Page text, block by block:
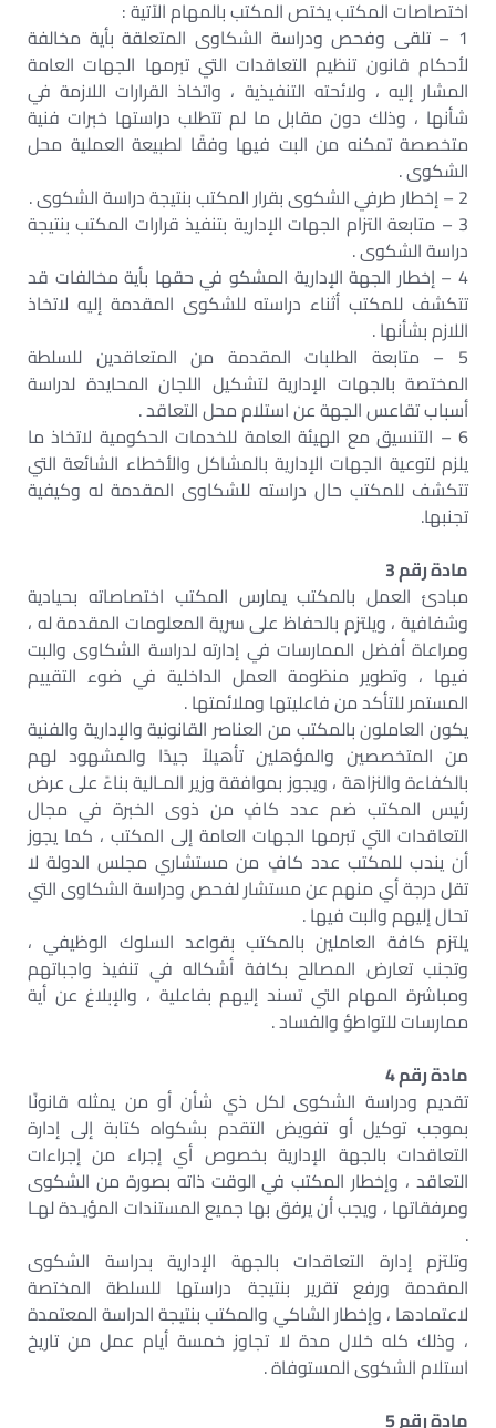
اختصاصات المكتب يختص المكتب بالمهام الآتية :
1 – تلقى وفحص ودراسة الشكاوى المتعلقة بأية مخالفة
لأحكام قانون تنظيم التعاقدات التي تبرمها الجهات العامة
المشار إليه ، ولائحته التنفيذية ، واتخاذ القرارات اللازمة في
شأنها ، وذلك دون مقابل ما لم تتطلب دراستها خبرات فنية
متخصصة تمكنه من البت فيها وفقًا لطبيعة العملية محل
الشكوى .
2 – إخطار طرفي الشكوى بقرار المكتب بنتيجة دراسة الشكوى .
3 – متابعة التزام الجهات الإدارية بتنفيذ قرارات المكتب بنتيجة
دراسة الشكوى .
4 – إخطار الجهة الإدارية المشكو في حقها بأية مخالفات قد
تتكشف للمكتب أثناء دراسته للشكوى المقدمة إليه لاتخاذ
اللازم بشأنها .
5 – متابعة الطلبات المقدمة من المتعاقدين للسلطة
المختصة بالجهات الإدارية لتشكيل اللجان المحايدة لدراسة
أسباب تقاعس الجهة عن استلام محل التعاقد .
6 – التنسيق مع الهيئة العامة للخدمات الحكومية لاتخاذ ما
يلزم لتوعية الجهات الإدارية بالمشاكل والأخطاء الشائعة التي
تتكشف للمكتب حال دراسته للشكاوى المقدمة له وكيفية
تجنبها.
مادة رقم 3
مبادئ العمل بالمكتب يمارس المكتب اختصاصاته بحيادية
وشفافية ، ويلتزم بالحفاظ على سرية المعلومات المقدمة له ،
ومراعاة أفضل الممارسات في إدارته لدراسة الشكاوى والبت
فيها ، وتطوير منظومة العمل الداخلية في ضوء التقييم
المستمر للتأكد من فاعليتها وملائمتها .
يكون العاملون بالمكتب من العناصر القانونية والإدارية والفنية
من المتخصصين والمؤهلين تأهيلاً جيدًا والمشهود لهم
بالكفاءة والنزاهة ، ويجوز بموافقة وزير المـالية بناءً على عرض
رئيس المكتب ضم عدد كافٍ من ذوى الخبرة في مجال
التعاقدات التي تبرمها الجهات العامة إلى المكتب ، كما يجوز
أن يندب للمكتب عدد كافٍ من مستشاري مجلس الدولة لا
تقل درجة أي منهم عن مستشار لفحص ودراسة الشكاوى التي
تحال إليهم والبت فيها .
يلتزم كافة العاملين بالمكتب بقواعد السلوك الوظيفي ،
وتجنب تعارض المصالح بكافة أشكاله في تنفيذ واجباتهم
ومباشرة المهام التي تسند إليهم بفاعلية ، والإبلاغ عن أية
ممارسات للتواطؤ والفساد .
مادة رقم 4
تقديم ودراسة الشكوى لكل ذي شأن أو من يمثله قانونًا
بموجب توكيل أو تفويض التقدم بشكواه كتابة إلى إدارة
التعاقدات بالجهة الإدارية بخصوص أي إجراء من إجراءات
التعاقد ، وإخطار المكتب في الوقت ذاته بصورة من الشكوى
ومرفقاتها ، ويجب أن يرفق بها جميع المستندات المؤيـدة لهـا
.
وتلتزم إدارة التعاقدات بالجهة الإدارية بدراسة الشكوى
المقدمة ورفع تقرير بنتيجة دراستها للسلطة المختصة
لاعتمادها ، وإخطار الشاكي والمكتب بنتيجة الدراسة المعتمدة
، وذلك كله خلال مدة لا تجاوز خمسة أيام عمل من تاريخ
استلام الشكوى المستوفاة .
مادة رقم 5